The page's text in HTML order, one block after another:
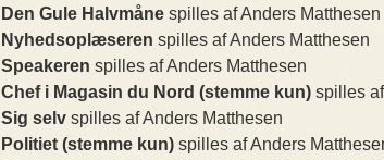
Den Gule Halvmåne spilles af Anders Matthesen
Nyhedsoplæseren spilles af Anders Matthesen
Speakeren spilles af Anders Matthesen
Chef i Magasin du Nord (stemme kun) spilles
Sig selv spilles af Anders Matthesen
Politiet (stemme kun) spilles af Anders